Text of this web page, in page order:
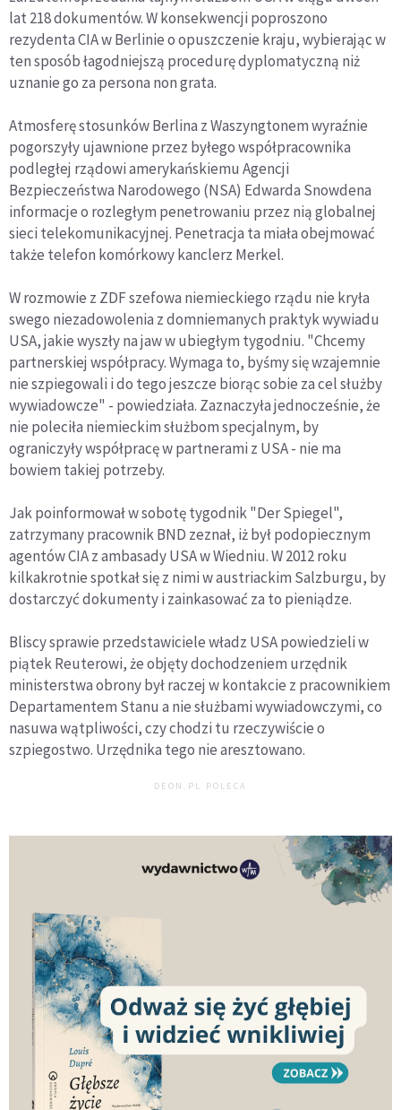
lat 218 dokumentów. W konsekwencji poproszono
rezydenta CIA w Berlinie o opuszczenie kraju, wybierając w
ten sposób łagodniejszą procedurę dyplomatyczną niż
uznanie go za persona non grata.
Atmosferę stosunków Berlina z Waszyngtonem wyraźnie
pogorszyły ujawnione przez byłego współpracownika
podległej rządowi amerykańskiemu Agencji
Bezpieczeństwa Narodowego (NSA) Edwarda Snowdena
informacje o rozległym penetrowaniu przez nią globalnej
sieci telekomunikacyjnej. Penetracja ta miała obejmować
także telefon komórkowy kanclerz Merkel.
W rozmowie z ZDF szefowa niemieckiego rządu nie kryła
swego niezadowolenia z domniemanych praktyk wywiadu
USA, jakie wyszły na jaw w ubiegłym tygodniu. "Chcemy
partnerskiej współpracy. Wymaga to, byśmy się wzajemnie
nie szpiegowali i do tego jeszcze biorąc sobie za cel służby
wywiadowcze" - powiedziała. Zaznaczyła jednocześnie, że
nie poleciła niemieckim służbom specjalnym, by
ograniczyły współpracę w partnerami z USA - nie ma
bowiem takiej potrzeby.
Jak poinformował w sobotę tygodnik "Der Spiegel",
zatrzymany pracownik BND zeznał, iż był podopiecznym
agentów CIA z ambasady USA w Wiedniu. W 2012 roku
kilkakrotnie spotkał się z nimi w austriackim Salzburgu, by
dostarczyć dokumenty i zainkasować za to pieniądze.
Bliscy sprawie przedstawiciele władz USA powiedzieli w
piątek Reuterowi, że objęty dochodzeniem urzędnik
ministerstwa obrony był raczej w kontakcie z pracownikiem
Departamentem Stanu a nie służbami wywiadowczymi, co
nasuwa wątpliwości, czy chodzi tu rzeczywiście o
szpiegostwo. Urzędnika tego nie aresztowano.
DEON.PL POLECA